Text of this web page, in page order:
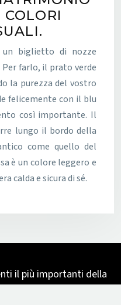
biglietto di nozze
farlo, il prato verde
la purezza del vostro
felicemente con il blu
così importante. Il
lungo il bordo della
come quello del
è un colore leggero e
calda e sicura di sé.
il più importanti della